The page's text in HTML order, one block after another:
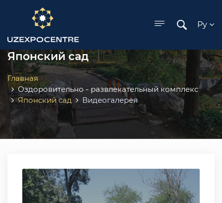
menu
Ру
Японский сад
Главная
Оздоровительно - развлекательный комплекс
Японский сад
Видеогалерея